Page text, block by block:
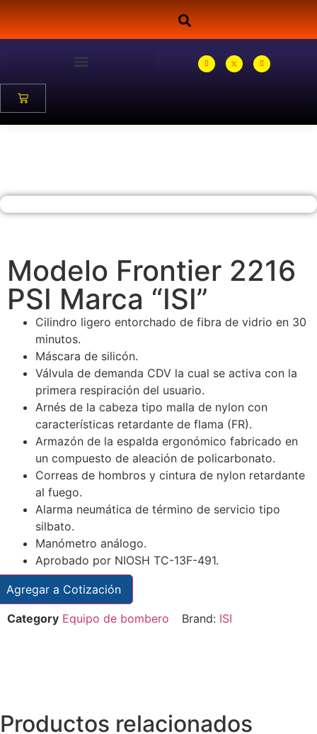
Modelo Frontier 2216
PSI Marca “ISI”
Cilindro ligero entorchado de fibra de vidrio en 30
minutos.
Máscara de silicón.
Válvula de demanda CDV la cual se activa con la
primera respiración del usuario.
Arnés de la cabeza tipo malla de nylon con
características retardante de flama (FR).
Armazón de la espalda ergonómico fabricado en
un compuesto de aleación de policarbonato.
Correas de hombros y cintura de nylon retardante
al fuego.
Alarma neumática de término de servicio tipo
silbato.
Manómetro análogo.
Aprobado por NIOSH TC-13F-491.
Agregar a Cotización
Category Equipo de bombero Brand: ISI
Productos relacionados